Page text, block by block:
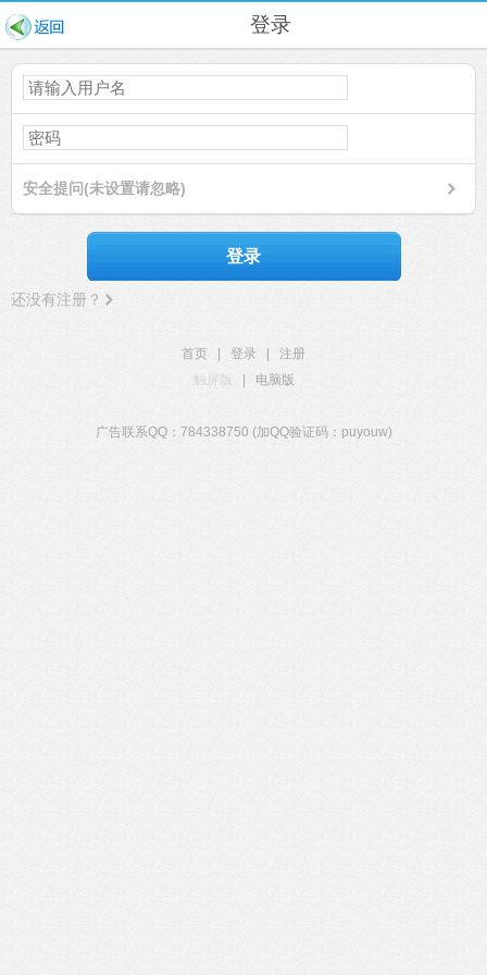
登录
安全提问(未设置请忽略)
登录
还没有注册？
首页 登录
注册
触屏版
电脑版
广告联系QQ：784338750 (加QQ验证码：puyouw)